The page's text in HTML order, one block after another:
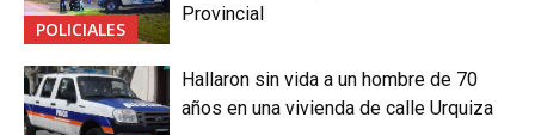
POLICIALES
Provincial
Hallaron sin vida a un hombre de 70
años en una vivienda de calle Urquiza